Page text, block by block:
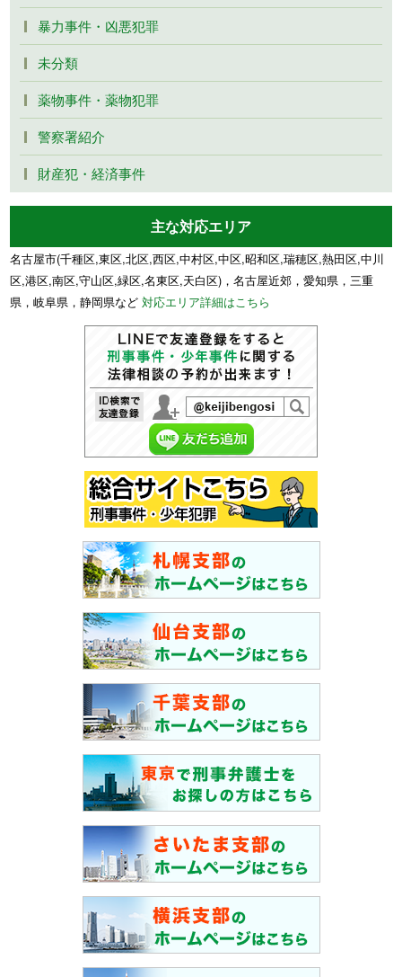
暴力事件・凶悪犯罪
未分類
薬物事件・薬物犯罪
警察署紹介
財産犯・経済事件
主な対応エリア
名古屋市(千種区,東区,北区,西区,中村区,中区,昭和区,瑞穂区,熱田区,中川
区,港区,南区,守山区,緑区,名東区,天白区)，名古屋近郊，愛知県，三重
県，岐阜県，静岡県など対応エリア詳細はこちら